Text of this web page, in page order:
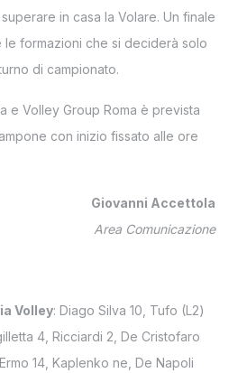
in casa la Volare. Un finale
le formazioni che si deciderà solo
di campionato.
e Volley Group Roma è prevista
con inizio fissato alle ore
Giovanni Accettola
Area Comunicazione
Volley: Diago Silva 10, Tufo (L2)
4, Ricciardi 2, De Cristofaro
14, Kaplenko ne, De Napoli